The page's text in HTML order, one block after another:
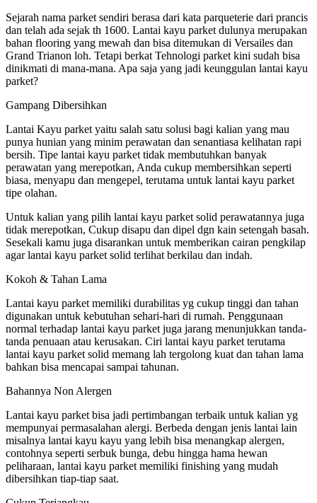
Sejarah nama parket sendiri berasa dari kata parqueterie dari prancis
dan telah ada sejak th 1600. Lantai kayu parket dulunya merupakan
bahan flooring yang mewah dan bisa ditemukan di Versailes dan
Grand Trianon loh. Tetapi berkat Tehnologi parket kini sudah bisa
dinikmati di mana-mana. Apa saja yang jadi keunggulan lantai kayu
parket?
Gampang Dibersihkan
Lantai Kayu parket yaitu salah satu solusi bagi kalian yang mau
punya hunian yang minim perawatan dan senantiasa kelihatan rapi
bersih. Tipe lantai kayu parket tidak membutuhkan banyak
perawatan yang merepotkan, Anda cukup membersihkan seperti
biasa, menyapu dan mengepel, terutama untuk lantai kayu parket
tipe olahan.
Untuk kalian yang pilih lantai kayu parket solid perawatannya juga
tidak merepotkan, Cukup disapu dan dipel dgn kain setengah basah.
Sesekali kamu juga disarankan untuk memberikan cairan pengkilap
agar lantai kayu parket solid terlihat berkilau dan indah.
Kokoh & Tahan Lama
Lantai kayu parket memiliki durabilitas yg cukup tinggi dan tahan
digunakan untuk kebutuhan sehari-hari di rumah. Penggunaan
normal terhadap lantai kayu parket juga jarang menunjukkan tanda-
tanda penuaan atau kerusakan. Ciri lantai kayu parket terutama
lantai kayu parket solid memang lah tergolong kuat dan tahan lama
bahkan bisa mencapai sampai tahunan.
Bahannya Non Alergen
Lantai kayu parket bisa jadi pertimbangan terbaik untuk kalian yg
mempunyai permasalahan alergi. Berbeda dengan jenis lantai lain
misalnya lantai kayu kayu yang lebih bisa menangkap alergen,
contohnya seperti serbuk bunga, debu hingga hama hewan
peliharaan, lantai kayu parket memiliki finishing yang mudah
dibersihkan tiap-tiap saat.